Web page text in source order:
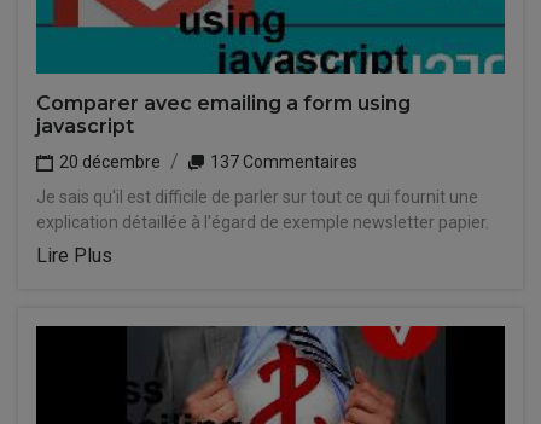
Comparer avec emailing a form using
javascript
20 décembre
137 Commentaires
Je sais qu'il est difficile de parler sur tout ce qui fournit une
explication détaillée à l'égard de exemple newsletter papier.
Lire Plus